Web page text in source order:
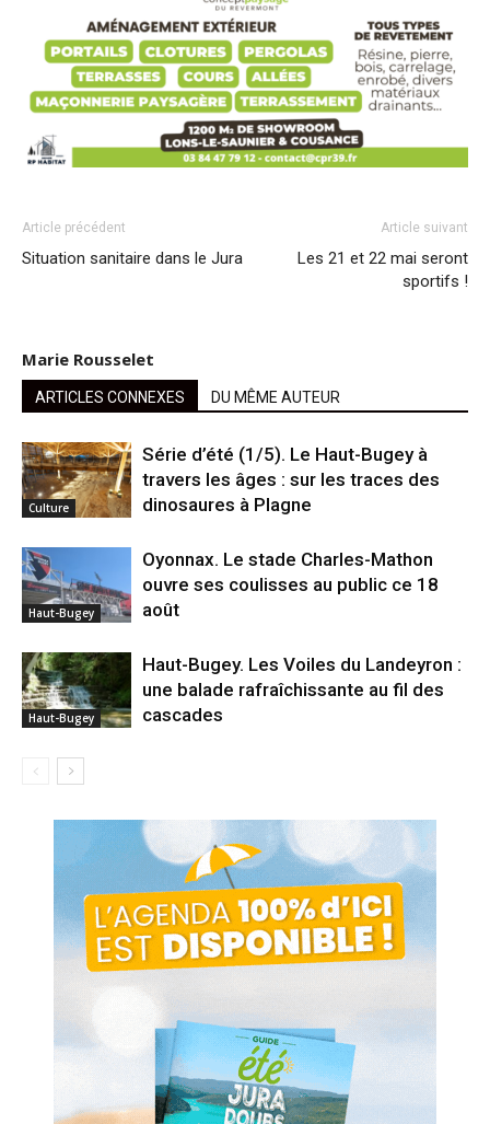
Article précédent
Situation sanitaire dans le Jura
Article suivant
Les 21 et 22 mai seront
sportifs !
Marie Rousselet
ARTICLES CONNEXES DU MÊME AUTEUR
Culture
Série d’été (1/5). Le Haut-Bugey à
travers les âges : sur les traces des
dinosaures à Plagne
Haut-Bugey
Oyonnax. Le stade Charles-Mathon
ouvre ses coulisses au public ce 18
août
Haut-Bugey
Haut-Bugey. Les Voiles du Landeyron :
une balade rafraîchissante au fil des
cascades